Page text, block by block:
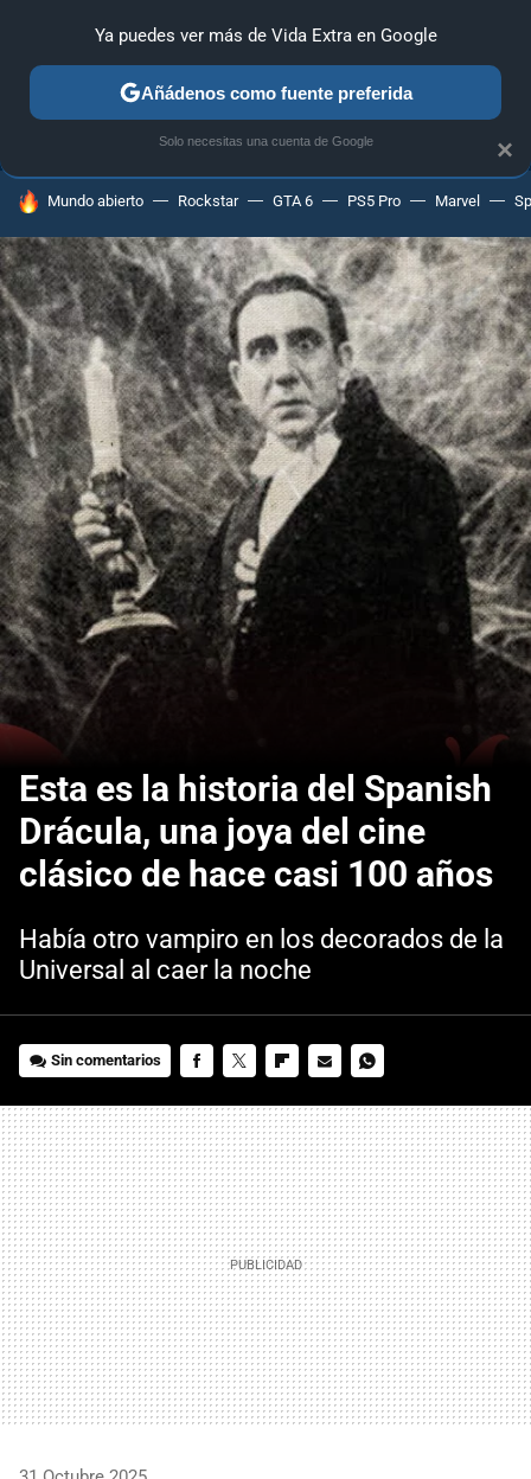
ANÁLISIS GUÍAS Y TRUCOS PC SONY NINTENDO
HOY SE HABLA DE
Mundo abierto Rockstar GTA 6 PS5 Pro Marvel
Esta es la historia del Spanish
Drácula, una joya del cine
clásico de hace casi 100 años
Había otro vampiro en los decorados de la
Universal al caer la noche
Sin comentarios
MAIL
×
Ya puedes ver más de Vida Extra en Google
Añádenos como fuente preferida
Solo necesitas una cuenta de Google